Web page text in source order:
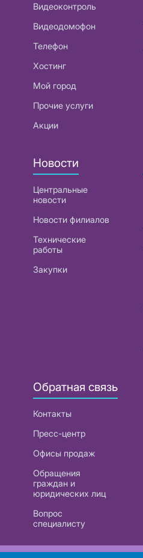
Видеоконтроль
Видеодомофон
Телефон
Хостинг
Мой город
Прочие услуги
Акции
Новости
Центральные
новости
Новости филиалов
Технические
работы
Закупки
Обратная связь
Контакты
Пресс-центр
Офисы продаж
Обращения
граждан и
юридических лиц
Вопрос
специалисту